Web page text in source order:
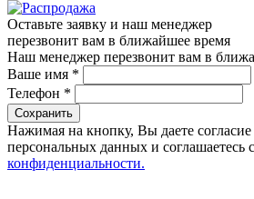
Оставьте заявку и наш менеджер
перезвонит вам в ближайшее время
Наш менеджер перезвонит вам в
Ваше имя *
Телефон *
Сохранить
Нажимая на кнопку, Вы даете согласие
персональных данных и соглашаетесь с
конфиденциальности.